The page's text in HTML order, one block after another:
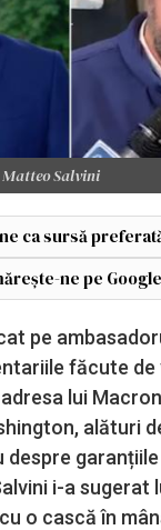
Salvini
ca sursă
ne pe
pe
făcute
lui
alături
despre
i-a sugerat
o cască în